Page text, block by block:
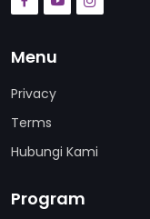
Menu
Privacy
Terms
Hubungi Kami
Program